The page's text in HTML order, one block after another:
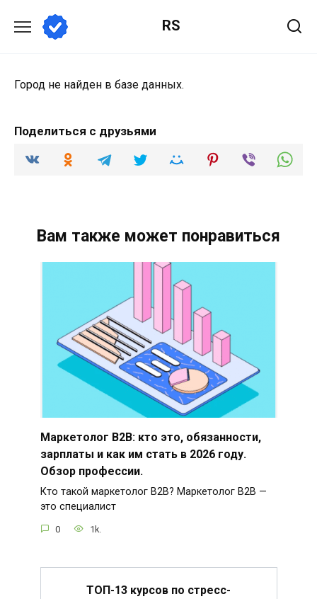
содержанию
RS
Город не найден в базе данных.
Поделиться с друзьями
Вам также может понравиться
Маркетолог B2B: кто это, обязанности,
зарплаты и как им стать в 2026 году.
Обзор профессии.
Кто такой маркетолог B2B? Маркетолог B2B —
это специалист
0 1k.
ТОП-13 курсов по стресс-